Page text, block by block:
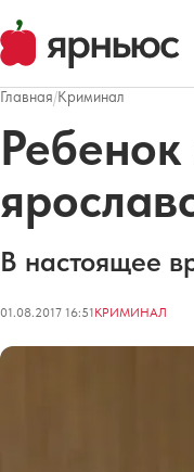
Главная/Криминал
В настоящее
01.08.2017 16:51КРИМИНАЛ